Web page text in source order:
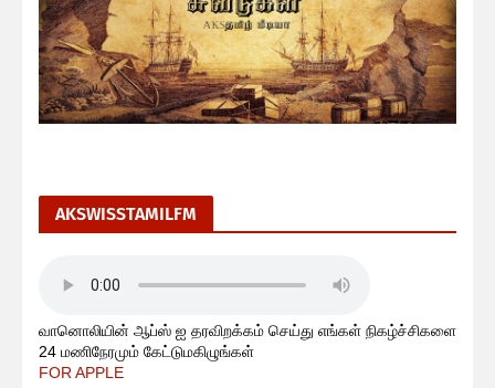
AKSWISSTAMILFM
வானொலியின் ஆப்ஸ் ஐ தரவிறக்கம் செய்து எங்கள் நிகழ்ச்சிகளை
24 மணிநேரமும் கேட்டுமகிழுங்கள்
FOR APPLE